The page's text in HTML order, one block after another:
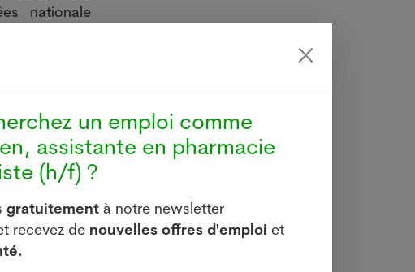
nationale
des
à une
de
les causes
devraient
au
un emploi comme
assistante en pharmacie
(h/f) ?
gratuitement à notre newsletter
recevez de nouvelles offres d'emploi et